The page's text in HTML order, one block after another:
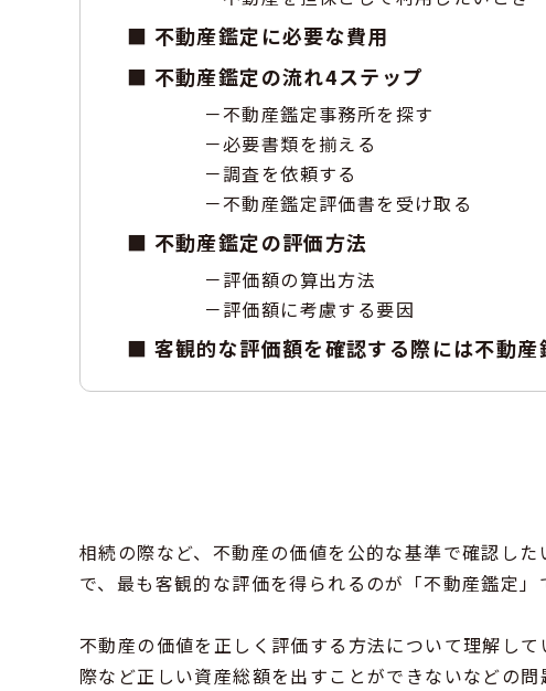
不動産鑑定に必要な費用
不動産鑑定の流れ4ステップ
不動産鑑定事務所を探す
必要書類を揃える
調査を依頼する
不動産鑑定評価書を受け取る
不動産鑑定の評価方法
評価額の算出方法
評価額に考慮する要因
客観的な評価額を確認する際には不動産
相続の際など、不動産の価値を公的な基準で確認し
で、最も客観的な評価を得られるのが「不動産鑑定」
不動産の価値を正しく評価する方法について理解し
際など正しい資産総額を出すことができないなどの問